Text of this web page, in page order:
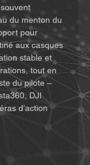
du menton du
pour
aux casques
stable et
tout en
du pilote –
DJI
d’action